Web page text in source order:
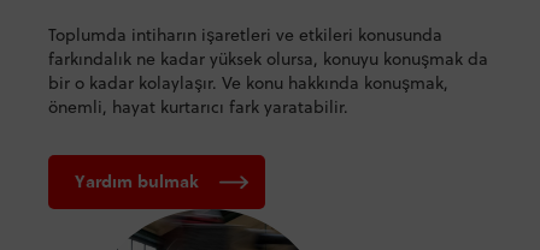
Toplumda intiharın işaretleri ve etkileri konusunda
farkındalık ne kadar yüksek olursa, konuyu konuşmak da
bir o kadar kolaylaşır. Ve konu hakkında konuşmak,
önemli, hayat kurtarıcı fark yaratabilir.
Yardım bulmak